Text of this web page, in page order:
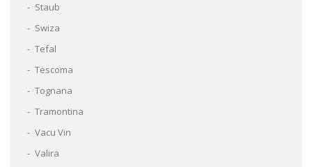
Staub
Swiza
Tefal
Tescoma
Tognana
Tramontina
Vacu Vin
Valira